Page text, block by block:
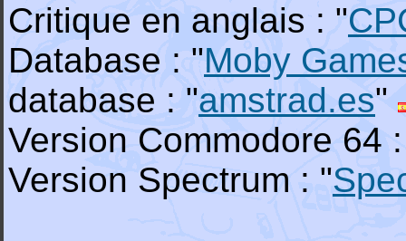
Critique en anglais : "
Database : "Moby
database : "amstrad.es"
Version Commodore 64
Version Spectrum : "